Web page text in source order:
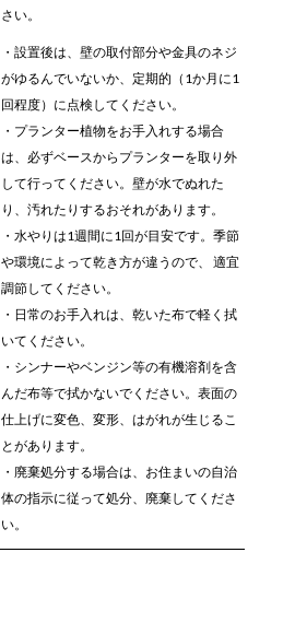
さい。
・設置後は、壁の取付部分や金具のネジ
がゆるんでいないか、定期的（1か月に1
回程度）に点検してください。
・プランター植物をお手入れする場合
は、必ずベースからプランターを取り外
して行ってください。壁が水でぬれた
り、汚れたりするおそれがあります。
・水やりは1週間に1回が目安です。季節
や環境によって乾き方が違うので、 適宜
調節してください。
・日常のお手入れは、乾いた布で軽く拭
いてください。
・シンナーやベンジン等の有機溶剤を含
んだ布等で拭かないでください。表面の
仕上げに変色、変形、はがれが生じるこ
とがあります。
・廃棄処分する場合は、お住まいの自治
体の指示に従って処分、廃棄してくださ
い。